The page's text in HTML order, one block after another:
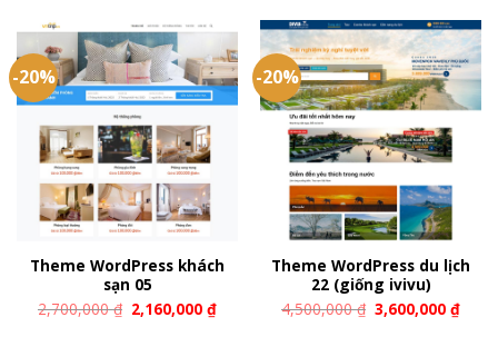
-20%
Theme WordPress khách
sạn 05
2,700,000₫ 2,160,000₫
-20%
Theme WordPress du lịch
22 (giống ivivu)
4,500,000₫ 3,600,000₫